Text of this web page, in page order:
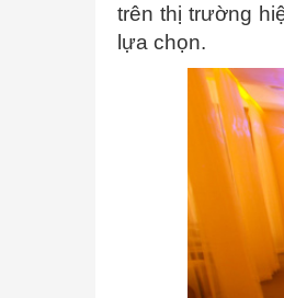
trên thị trường
lựa chọn.